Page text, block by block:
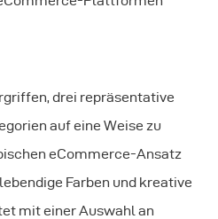
drei repräsentative
auf eine Weise zu
eCommerce-Ansatz
Farben und kreative
mit einer Auswahl an